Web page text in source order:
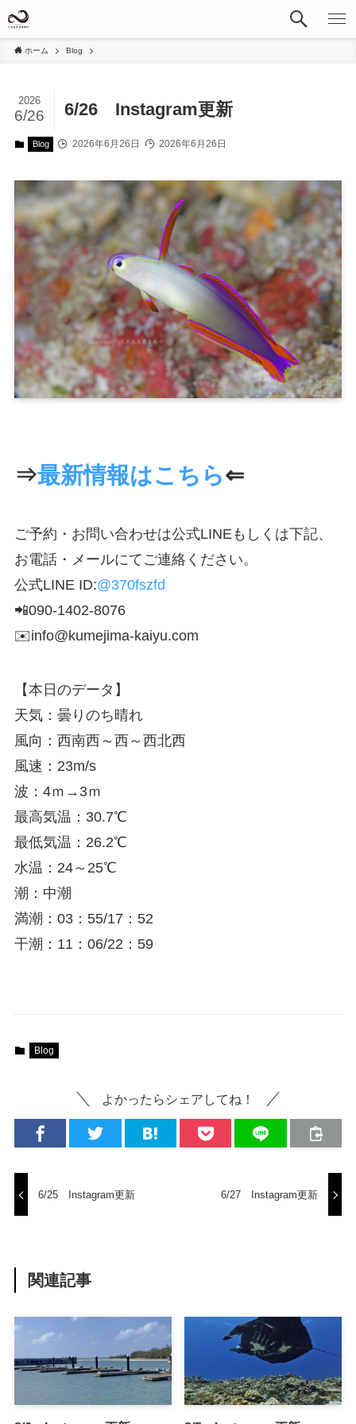
ホーム Blog
6/26 Instagram更新
2026
6/26
Blog 2026年6月26日 2026年6月26日
⇒最新情報はこちら⇐
ご予約・お問い合わせは公式LINEもしくは下記、
お電話・メールにてご連絡ください。
公式LINE ID:@370fszfd
📲090-1402-8076
✉️info@kumejima-kaiyu.com
【本日のデータ】
天気：曇りのち晴れ
風向：西南西～西～西北西
風速：23m/s
波：4ｍ→3ｍ
最高気温：30.7℃
最低気温：26.2℃
水温：24～25℃
潮：中潮
満潮：03：55/17：52
干潮：11：06/22：59
Blog
よかったらシェアしてね！
6/25 Instagram更新 6/27 Instagram更新
関連記事